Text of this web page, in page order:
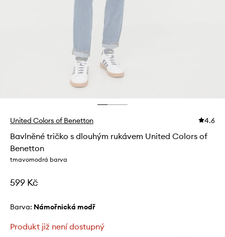
United Colors of Benetton 4.6
Bavlněné tričko s dlouhým rukávem United Colors of
Benetton
tmavomodrá barva
599 Kč
Barva: námořnická modř
Produkt již není dostupný